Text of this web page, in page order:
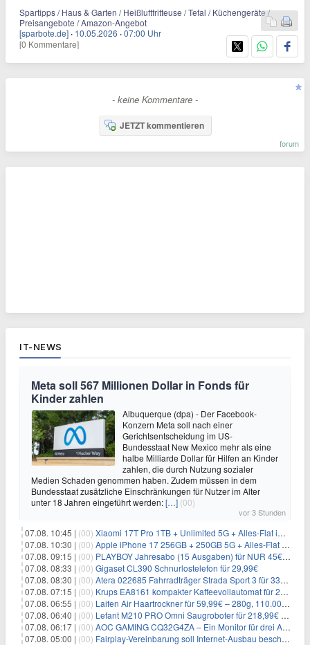
Spartipps / Haus & Garten / Heißluftfritteuse / Tefal / Küchengeräte /
Preisangebote / Amazon-Angebot
[sparbote.de] · 10.05.2026 ·07:00 Uhr
[0 Kommentare]
- keine Kommentare -
JETZT kommentieren
forum
IT-NEWS
Meta soll 567 Millionen Dollar in Fonds für
Kinder zahlen
Albuquerque (dpa) - Der Facebook-
Konzern Meta soll nach einer
Gerichtsentscheidung im US-
Bundesstaat New Mexico mehr als eine
halbe Milliarde Dollar für Hilfen an Kinder
zahlen, die durch Nutzung sozialer
Medien Schaden genommen haben. Zudem müssen in dem
Bundesstaat zusätzliche Einschränkungen für Nutzer im Alter
unter 18 Jahren eingeführt werden:[…] (00)
vor 3 Stunden
07.08. 10:45 | (00) Xiaomi 17T Pro 1TB + Unlimited 5G + Alles-Flat im o2 Netz für 29,99€/Monat – eff. 1,15€/Monat
07.08. 10:30 | (00) Apple iPhone 17 256GB + 250GB 5G + Alles-Flat im Telekom-Netz für 34€/Monat – eff. 6,29€/Monat
07.08. 09:15 | (00) PLAYBOY Jahresabo (15 Ausgaben) für NUR 45€ (statt 198€)
07.08. 08:33 | (00) Gigaset CL390 Schnurlostelefon für 29,99€
07.08. 08:30 | (00) Atera 022685 Fahrradträger Strada Sport 3 für 337,48€
07.08. 07:15 | (00) Krups EA8161 kompakter Kaffeevollautomat für 249,99€
07.08. 06:55 | (00) Laifen Air Haartrockner für 59,99€ – 280g, 110.000 U/min
07.08. 06:40 | (00) Lefant M210 PRO Omni Saugroboter für 218,99€ – 20.000Pa, Wischfunktion
07.08. 06:17 | (00) AOC GAMING CQ32G4ZA – Ein Monitor für drei Arten von Spielen
07.08. 05:00 | (00) Fairplay-Vereinbarung soll Internet-Ausbau beschleunigen